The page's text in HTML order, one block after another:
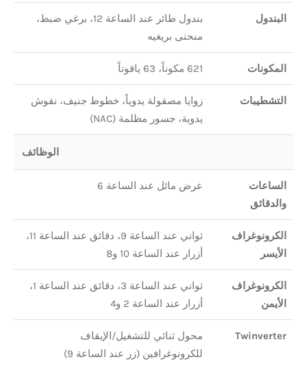
البندول
بندول طائر عند الساعة 12، برغي ضبط،
منحنى بريغيه
المكونات 621 مكوناً، 63 ياقوتاً
التشطيبات
زوايا مصقولة يدوياً، خطوط جنيف، نقوش
يدوية، جسور مظلمة (NAC)
الوظائف
الساعات
والدقائق
عرض مائل عند الساعة 6
الكرونوغراف
الأيسر
ثواني عند الساعة 9، دقائق عند الساعة 11،
أزرار عند الساعة 10 و8
الكرونوغراف
الأيمن
ثواني عند الساعة 3، دقائق عند الساعة 1،
أزرار عند الساعة 2 و4
Twinverter
محول ثنائي للتشغيل/الإيقاف
للكرونوغرافين (زر عند الساعة 9)